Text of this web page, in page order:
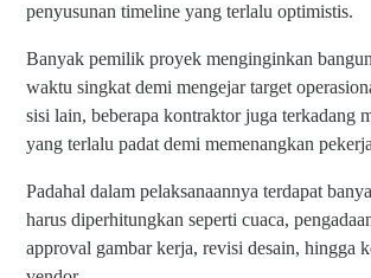
penyusunan timeline yang terlalu optimistis.
Banyak pemilik proyek menginginkan
waktu singkat demi mengejar target
sisi lain, beberapa kontraktor juga terkadang
yang terlalu padat demi memenangkan
Padahal dalam pelaksanaannya terdapat
harus diperhitungkan seperti cuaca,
approval gambar kerja, revisi desain, hingga